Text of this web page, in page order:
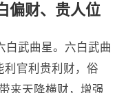
偏财、贵人位
白武曲星。六白武曲
利官利贵利财，俗
来天降横财，增强